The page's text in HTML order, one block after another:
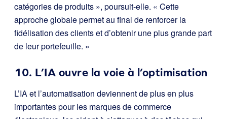
catégories de produits », poursuit-elle. « Cette
approche globale permet au final de renforcer la
fidélisation des clients et d’obtenir une plus grande part
de leur portefeuille. »
10. L’IA ouvre la voie à l’optimisation
L’IA et l’automatisation deviennent de plus en plus
importantes pour les marques de commerce